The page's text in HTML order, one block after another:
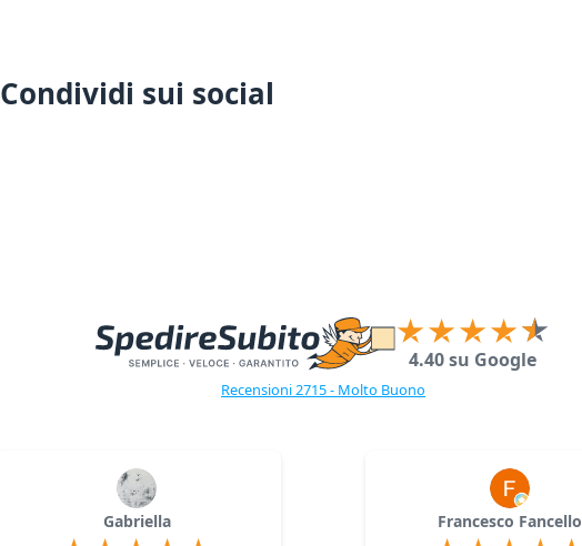
Condividi sui social
4.40 su Google
Recensioni 2715 - Molto Buono
Gabriella Francesco Fancello